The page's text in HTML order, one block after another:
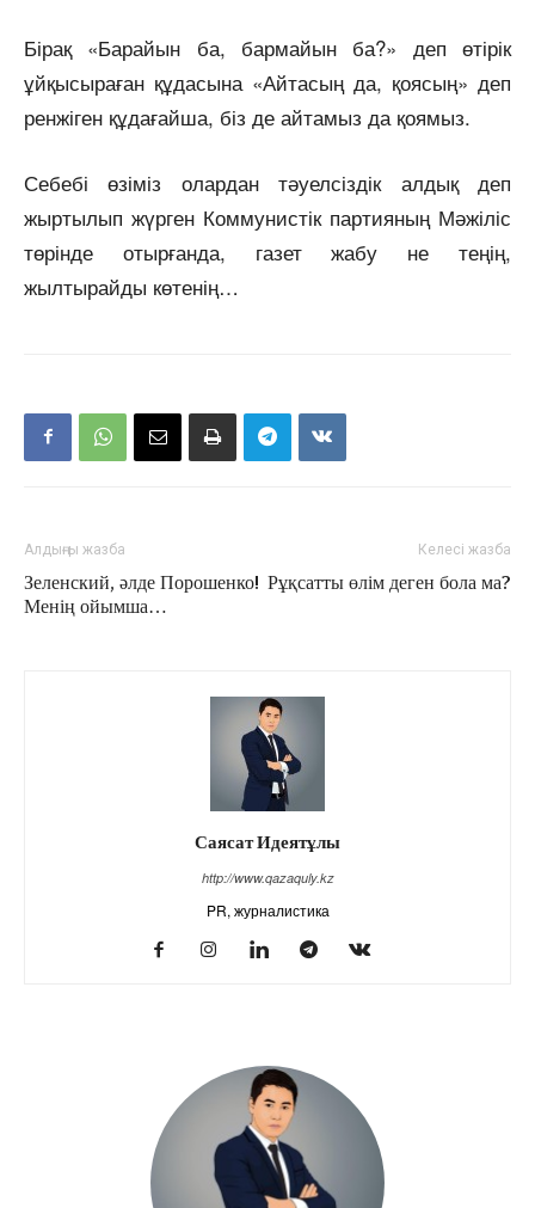
Бірақ «Барайын ба, бармайын ба?» деп өтірік
ұйқысыраған құдасына «Айтасың да, қоясың» деп
ренжіген құдағайша, біз де айтамыз да қоямыз.
Себебі өзіміз олардан тәуелсіздік алдық деп
жыртылып жүрген Коммунистік партияның Мәжіліс
төрінде отырғанда, газет жабу не теңің,
жылтырайды көтенің…
Алдыңғы жазба
Зеленский, әлде Порошенко!
Менің ойымша…
Келесі жазба
Рұқсатты өлім деген бола ма?
Саясат Идеятұлы
http://www.qazaquly.kz
PR, журналистика